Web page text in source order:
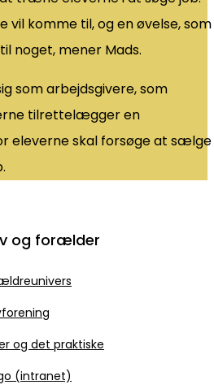
vil komme til, og en øvelse, som
noget, mener Mads.
som arbejdsgivere, som
tilrettelægger en
eleverne skal forsøge at sælge
og forælder
og det praktiske
(intranet)